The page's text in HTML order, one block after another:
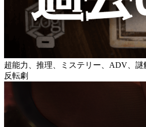
超能力、推理、ミステリー、ADV、謎
反転劇